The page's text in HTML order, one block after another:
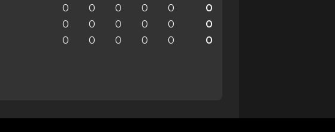
0 0 0 0 0 0
0 0 0 0 0 0
0 0 0 0 0 0